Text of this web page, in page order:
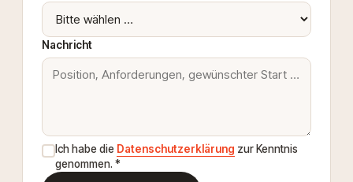
Nachricht
Ich habe die Datenschutzerklärung zur Kenntnis
genommen. *